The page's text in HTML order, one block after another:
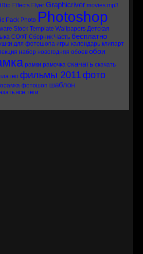
Effects Flyer Graphicriver movies mp3
Pack Photo Photoshop
Stock Template Wallpapers Детская
СОФТ Сборник Часть бесплатно
для фотошопа игры календарь клипарт
набор новогодняя обоев обои
рамки рамочка скачать скачать
фильмы 2011фото
фотошоп шаблон
все теги